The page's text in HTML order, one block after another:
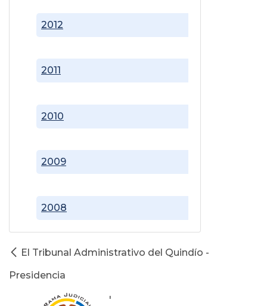
2008
2009
2010
2011
2012
El Tribunal Administrativo del Quindío -
Presidencia
'